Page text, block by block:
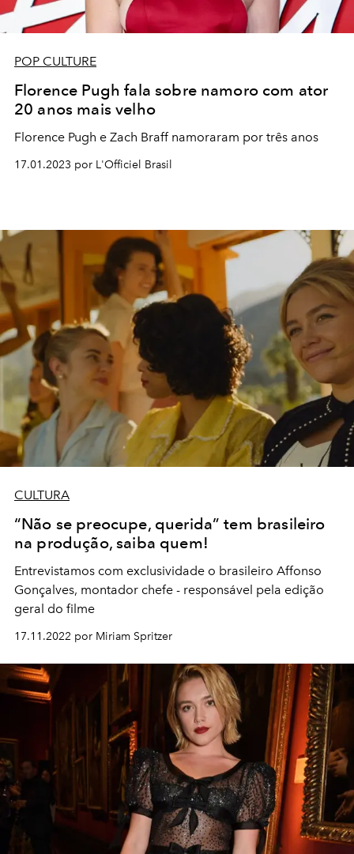
POP CULTURE
Florence Pugh fala sobre namoro com ator
20 anos mais velho
Florence Pugh e Zach Braff namoraram por três anos
17.01.2023 por L'Officiel Brasil
CULTURA
“Não se preocupe, querida” tem brasileiro
na produção, saiba quem!
Entrevistamos com exclusividade o brasileiro Affonso
Gonçalves, montador chefe - responsável pela edição
geral do filme
17.11.2022 por Miriam Spritzer